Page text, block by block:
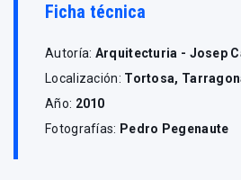
Ficha técnica
Autoría: Arquitecturia - Josep
Localización: Tortosa,
Año: 2010
Fotografías: Pedro Pegenaute